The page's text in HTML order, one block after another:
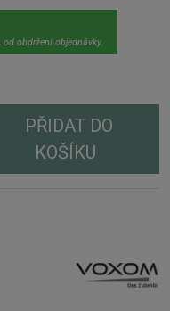
obdržení objednávky.
PŘIDAT DO
KOŠÍKU